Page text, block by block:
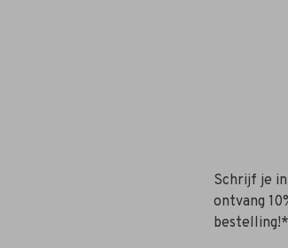
Schrijf je
ontvang
bestelling!*